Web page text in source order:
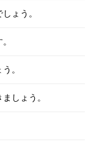
ょう。
。
しょう。